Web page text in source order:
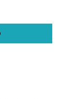
Wert